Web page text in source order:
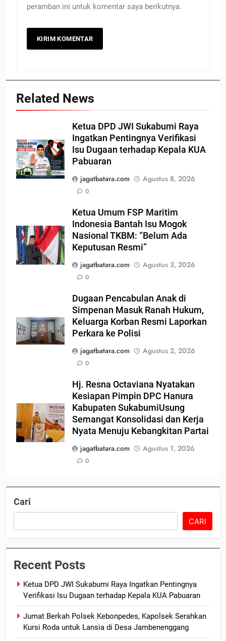
peramban ini untuk komentar saya berikutnya.
Related News
Ketua DPD JWI Sukabumi Raya
Ingatkan Pentingnya Verifikasi
Isu Dugaan terhadap Kepala KUA
Pabuaran
jagatbatara.com
Agustus 8, 2026
0
Ketua Umum FSP Maritim
Indonesia Bantah Isu Mogok
Nasional TKBM: “Belum Ada
Keputusan Resmi”
jagatbatara.com
Agustus 3, 2026
0
Dugaan Pencabulan Anak di
Simpenan Masuk Ranah Hukum,
Keluarga Korban Resmi Laporkan
Perkara ke Polisi
jagatbatara.com
Agustus 2, 2026
0
Hj. Resna Octaviana Nyatakan
Kesiapan Pimpin DPC Hanura
Kabupaten SukabumiUsung
Semangat Konsolidasi dan Kerja
Nyata Menuju Kebangkitan Partai
jagatbatara.com
Agustus 1, 2026
0
Cari
CARI
Recent Posts
Ketua DPD JWI Sukabumi Raya Ingatkan Pentingnya
Verifikasi Isu Dugaan terhadap Kepala KUA Pabuaran
Jumat Berkah Polsek Kebonpedes, Kapolsek Serahkan
Kursi Roda untuk Lansia di Desa Jambenenggang